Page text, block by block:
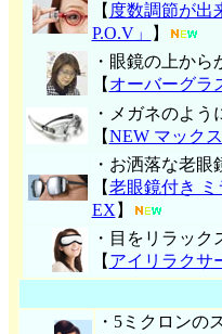
【 度数調節が出
P.O.V」
】
・眼鏡の上から
【 オーバーグラ
・メガネのよ
【NEW マック
・お洒落な老
【老眼鏡付き
EX 】
・目をリラック
【 アイリラクサ
・5ミクロンの